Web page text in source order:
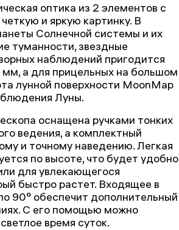
оптика из 2 элементов с
и яркую картинку. В
Солнечной системы и их
туманности, звездные
наблюдений пригодится
а для прицельных на большом
лунной поверхности MoonMap
Луны.
оснащена ручками тонких
ведения, а комплектный
и точному наведению. Легкая
по высоте, что будет удобно
для увлекающегося
быстро растет. Входящее в
90° обеспечит дополнительный
С его помощью можно
время суток.